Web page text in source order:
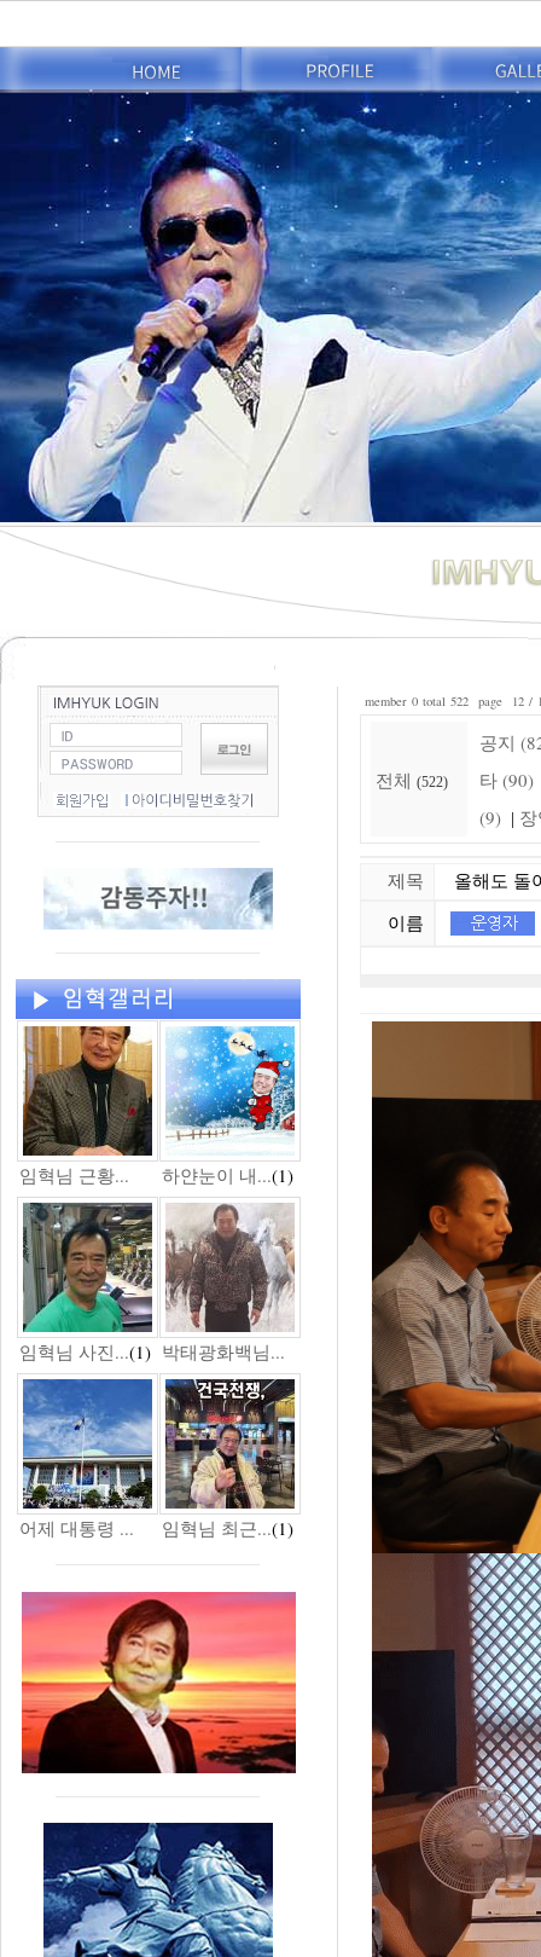
임혁님 근황... 하얀눈이 내...(1)
임혁님 사진...(1) 박태광화백님...
어제 대통령 ... 임혁님 최근...(1)
member 0 total 522 page 12 /
전체 (522)
공지
타 (90)
(9) |
제목 올해도 돌
이름